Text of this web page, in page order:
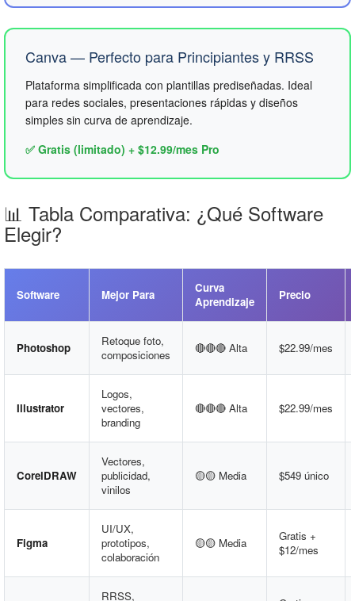
Canva — Perfecto para Principiantes y RRSS
Plataforma simplificada con plantillas prediseñadas. Ideal
para redes sociales, presentaciones rápidas y diseños
simples sin curva de aprendizaje.
✅ Gratis (limitado) + $12.99/mes Pro
📊 Tabla Comparativa: ¿Qué Software
Elegir?
Software Mejor Para
Curva
Aprendizaje
Precio
Photoshop
Retoque foto,
composiciones
🔴🔴🔴 Alta $22.99/mes
Illustrator
Logos,
vectores,
branding
🔴🔴🔴 Alta $22.99/mes
CorelDRAW
Vectores,
publicidad,
vinilos
🟡🟡 Media $549 único
Figma
UI/UX,
prototipos,
colaboración
🟡🟡 Media
Gratis +
$12/mes
RRSS,